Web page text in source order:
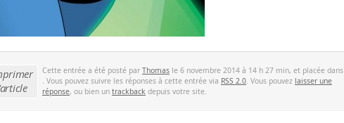
Cette entrée a été posté par Thomas le 6 novembre 2014 à 14 h 27 min, et placée dans
. Vous pouvez suivre les réponses à cette entrée via RSS 2.0. Vous pouvez laisser une
réponse, ou bien un trackback depuis votre site.